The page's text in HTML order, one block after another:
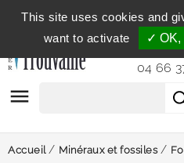
du
de 14h
04 66

Accueil Minéraux et fossiles
This site uses cookies and
want to activate
✓ OK,